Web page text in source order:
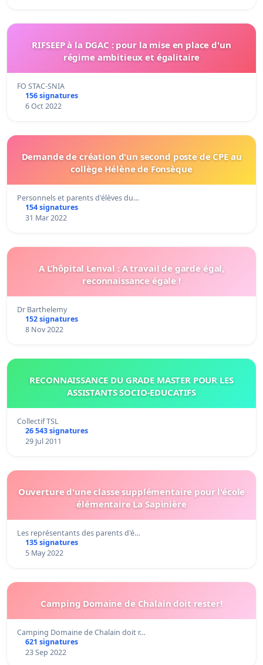
RIFSEEP à la DGAC : pour la mise en place d'un
régime ambitieux et égalitaire
FO STAC-SNIA
156 signatures
6 Oct 2022
Demande de création d'un second poste de CPE au
collège Hélène de Fonsèque
Personnels et parents d'élèves du…
154 signatures
31 Mar 2022
A L’hôpital Lenval : A travail de garde égal,
reconnaissance égale !
Dr Barthelemy
152 signatures
8 Nov 2022
RECONNAISSANCE DU GRADE MASTER POUR LES
ASSISTANTS SOCIO-EDUCATIFS
Collectif TSL
26 543 signatures
29 Jul 2011
Ouverture d'une classe supplémentaire pour l'école
élémentaire La Sapinière
Les représentants des parents d'é…
135 signatures
5 May 2022
Camping Domaine de Chalain doit rester!
Camping Domaine de Chalain doit r…
621 signatures
23 Sep 2022